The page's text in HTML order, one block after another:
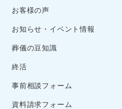
お客様の声
お知らせ・イベント情報
葬儀の豆知識
終活
事前相談フォーム
資料請求フォーム